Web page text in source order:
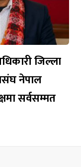
जिल्ला
नेपाल
सर्वसम्मत